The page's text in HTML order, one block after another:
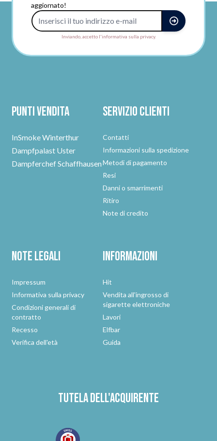
aggiornato!
Inviando, accetto l'informativa sulla privacy.
Punti vendita
InSmoke Winterthur
Dampfpalast Uster
Dampferchef Schaffhausen
Servizio clienti
Contatti
Informazioni sulla spedizione
Metodi di pagamento
Resi
Danni o smarrimenti
Ritiro
Note di credito
Note legali
Impressum
Informativa sulla privacy
Condizioni generali di
contratto
Recesso
Verifica dell'età
Informazioni
Hit
Vendita all'ingrosso di
sigarette elettroniche
Lavori
Elfbar
Guida
Tutela dell'acquirente